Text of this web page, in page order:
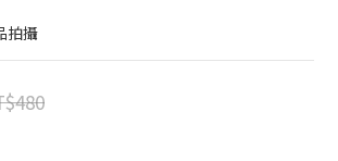
拍攝